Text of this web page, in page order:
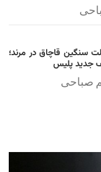
سنگین قاچاق در مرند؛
صباحی